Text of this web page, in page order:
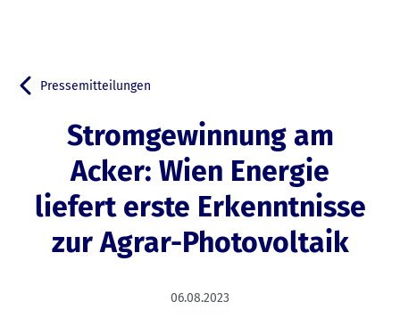
Zurück zu
Pressemitteilungen
Stromgewinnung am
Acker: Wien Energie
liefert erste Erkenntnisse
zur Agrar-Photovoltaik
06.08.2023